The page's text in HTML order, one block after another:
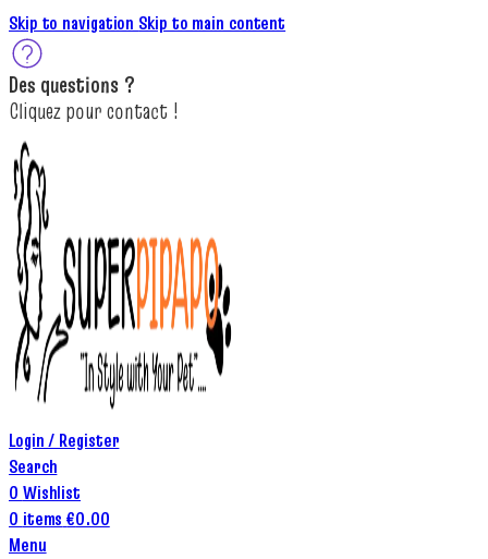
Skip to navigation Skip to main content
Des questions ?
Cliquez pourcontact !
Login / Register
Search
0 Wishlist
0 items €0.00
Menu